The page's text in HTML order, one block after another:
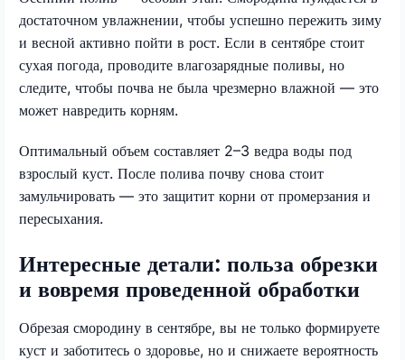
достаточном увлажнении, чтобы успешно пережить зиму
и весной активно пойти в рост. Если в сентябре стоит
сухая погода, проводите влагозарядные поливы, но
следите, чтобы почва не была чрезмерно влажной — это
может навредить корням.
Оптимальный объем составляет 2–3 ведра воды под
взрослый куст. После полива почву снова стоит
замульчировать — это защитит корни от промерзания и
пересыхания.
Интересные детали: польза обрезки
и вовремя проведенной обработки
Обрезая смородину в сентябре, вы не только формируете
куст и заботитесь о здоровье, но и снижаете вероятность